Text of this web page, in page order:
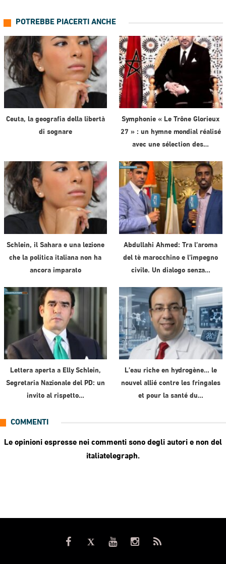
POTREBBE PIACERTI ANCHE
Ceuta, la geografia della libertà
di sognare
Symphonie « Le Trône Glorieux
27 » : un hymne mondial réalisé
avec une sélection des…
Schlein, il Sahara e una lezione
che la politica italiana non ha
ancora imparato
Abdullahi Ahmed: Tra l’aroma
del tè marocchino e l’impegno
civile. Un dialogo senza…
Lettera aperta a Elly Schlein,
Segretaria Nazionale del PD: un
invito al rispetto…
L’eau riche en hydrogène… le
nouvel allié contre les fringales
et pour la santé du…
COMMENTI
Le opinioni espresse nei commenti sono degli autori e non del
italiatelegraph.